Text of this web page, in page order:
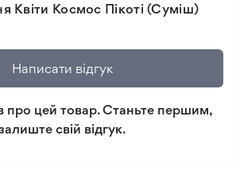
Повернення коштів за товар, що
згідно з умовами
300 грн.
Квіти Космос Пікоті (Суміш)
Написати відгук
про цей товар. Станьте першим,
свій відгук.